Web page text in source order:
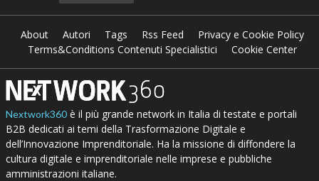
About Autori Tags Rss Feed
Privacy e Cookie Policy
Terms&Conditions Contenuti Specialistici
Cookie Center
Nextwork360è il più grande network in Italia di testate e portali
B2B dedicati ai temi della Trasformazione Digitale e
dell’Innovazione Imprenditoriale. Ha la missione di diffondere la
cultura digitale e imprenditoriale nelle imprese e pubbliche
amministrazioni italiane.